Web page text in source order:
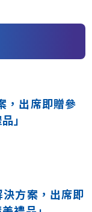
出席即贈參
」
方案，出席即